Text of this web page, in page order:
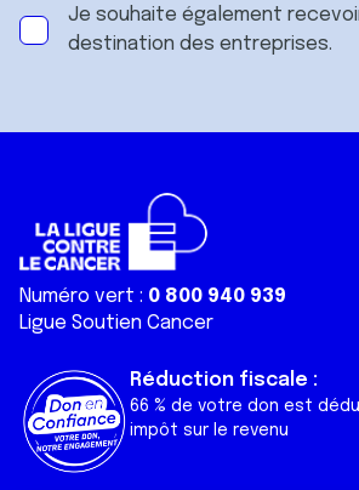
Je souhaite également
destination des entreprises.
Numéro vert : 0 800 940 939
Ligue Soutien Cancer
Réduction fiscale :
66 % de votre don est
impôt sur le revenu